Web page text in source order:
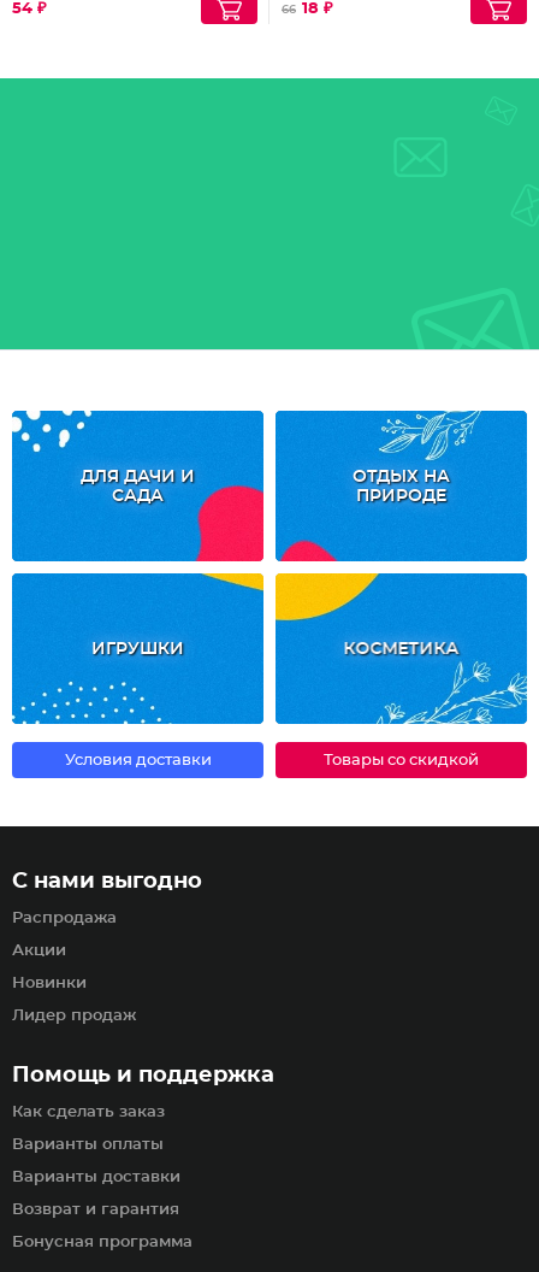
54 ₽ 66 18 ₽
ДЛЯ ДАЧИ И
САДА
ОТДЫХ НА
ПРИРОДЕ
ИГРУШКИ КОСМЕТИКА
Условия доставки Товары со скидкой
Помощь и поддержка
Как сделать заказ
Варианты оплаты
Варианты доставки
Возврат и гарантия
Бонусная программа
С нами выгодно
Распродажа
Акции
Новинки
Лидер продаж